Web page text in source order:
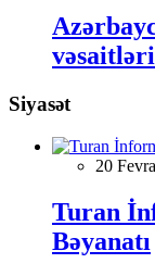
Siyasət
20
Turan
Bəyanatı